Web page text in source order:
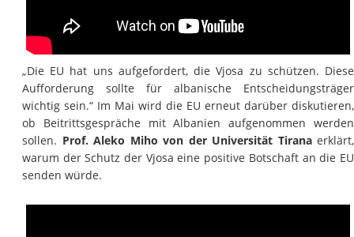
„Die EU hat uns aufgefordert, die Vjosa zu schützen. Diese
Aufforderung sollte für albanische Entscheidungsträger
wichtig sein.“ Im Mai wird die EU erneut darüber diskutieren,
ob Beitrittsgespräche mit Albanien aufgenommen werden
sollen. Prof. Aleko Miho von der Universität Tirana erklärt,
warum der Schutz der Vjosa eine positive Botschaft an die EU
senden würde.